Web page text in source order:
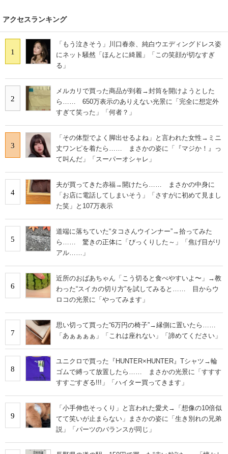
アクセスランキング
1
「もう泣きそう」川口春奈、純白ウエディングドレス姿
にネット騒然「ほんとに綺麗」「この笑顔が切なすぎ
る」
2
メルカリで買った商品が到着→封筒を開けようとした
ら…… 650万表示のありえない光景に「完全に想定外
すぎて笑った」「何者？」
3
「その体型でよく脚出せるよね」と言われた女性→ミニ
丈ワンピを着たら…… まさかの姿に「『マジか！』っ
て叫んだ」「スーパーオシャレ」
4
夫が買ってきた赤福→開けたら…… まさかの中身に
「お店に電話してしまいそう」「さすがに初めて見まし
た笑」と107万表示
5
道端に落ちていた“タコさんウインナー”→拾ってみた
ら…… 驚きの正体に「びっくりした～」「焦げ目がリ
アル……」
6
近所のおばあちゃん「こう切ると食べやすいよ〜」→教
わった“スイカの切り方”を試してみると…… 目からウ
ロコの光景に「やってみます」
7
思い切って買った“6万円の椅子”→縁側に置いたら……
「あぁぁぁぁ」「これは座れない」「諦めてください」
8
ユニクロで買った『HUNTER×HUNTER』Tシャツ→輪
ゴムで縛って放置したら…… まさかの光景に「すすす
すすごすぎる!!!」「ハイター買ってきます」
9
「小手伸也そっくり」と言われた愛犬→「想像の10倍似
てて笑いが止まらない」まさかの姿に「生き別れの兄弟
説」「パーツのバランスが同じ」